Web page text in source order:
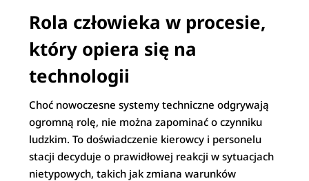
Rola człowieka w procesie,
który opiera się na
technologii
Choć nowoczesne systemy techniczne odgrywają
ogromną rolę, nie można zapominać o czynniku
ludzkim. To doświadczenie kierowcy i personelu
stacji decyduje o prawidłowej reakcji w sytuacjach
nietypowych, takich jak zmiana warunków